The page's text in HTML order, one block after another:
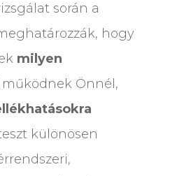
során a
hogy
milyen
működnek Önnél,
különösen